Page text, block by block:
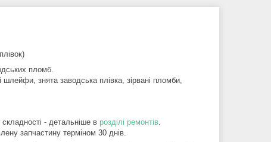
пломб.
знята заводська плівка, зірвані пломби,
- детальніше в розділі ремонтів.
запчастину терміном 30 днів.